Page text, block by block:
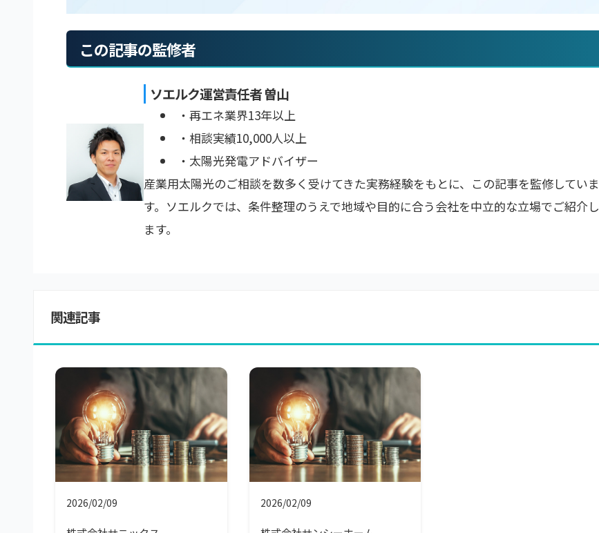
この記事の監修者
ソエルク運営責任者 曽山
・再エネ業界13年以上
・相談実績10,000人以上
・太陽光発電アドバイザー
産業用太陽光のご相談を数多く受けてきた実務経験をもとに、この記事を監修していま
す。ソエルクでは、条件整理のうえで地域や目的に合う会社を中立的な立場でご紹介し
ます。
関連記事
2026/02/09 2026/02/09